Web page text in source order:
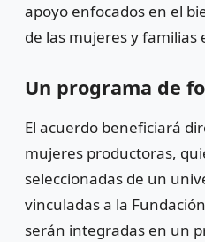
apoyo enfocados en el
de las mujeres y familias
Un programa de
El acuerdo beneficiará
mujeres productoras,
seleccionadas de un
vinculadas a la
serán integradas en un